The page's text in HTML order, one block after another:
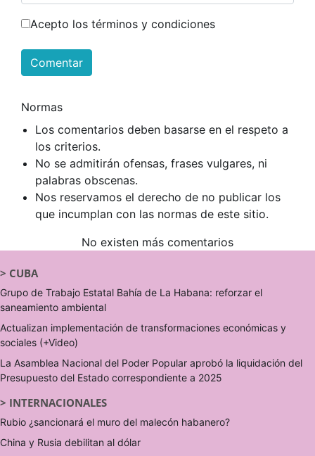
Acepto los términos y condiciones
Comentar
Normas
Los comentarios deben basarse en el respeto a
los criterios.
No se admitirán ofensas, frases vulgares, ni
palabras obscenas.
Nos reservamos el derecho de no publicar los
que incumplan con las normas de este sitio.
No existen más comentarios
> CUBA
Grupo de Trabajo Estatal Bahía de La Habana: reforzar el
saneamiento ambiental
Actualizan implementación de transformaciones económicas y
sociales (+Video)
La Asamblea Nacional del Poder Popular aprobó la liquidación del
Presupuesto del Estado correspondiente a 2025
> INTERNACIONALES
Rubio ¿sancionará el muro del malecón habanero?
China y Rusia debilitan al dólar